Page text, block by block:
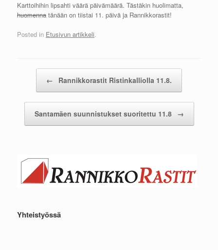
Karttoihihin lipsahti väärä päivämäärä. Tästäkin huolimatta,
huomenna tänään on tiistai 11. päivä ja Rannikkorastit!
Posted in Etusivun artikkeli.
← Rannikkorastit Ristinkalliolla 11.8.
Santamäen suunnistukset suoritettu 11.8 →
Yhteistyössä